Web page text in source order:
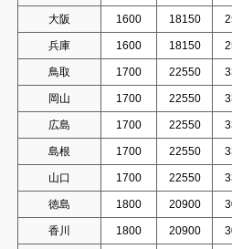
大阪 1600 18150
兵庫 1600 18150
鳥取 1700 22550
岡山 1700 22550
広島 1700 22550
島根 1700 22550
山口 1700 22550
徳島 1800 20900
香川 1800 20900